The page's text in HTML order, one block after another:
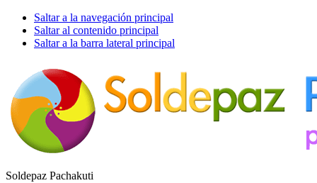
Saltar a la navegación principal
Saltar al contenido principal
Saltar a la barra lateral principal
Soldepaz Pachakuti